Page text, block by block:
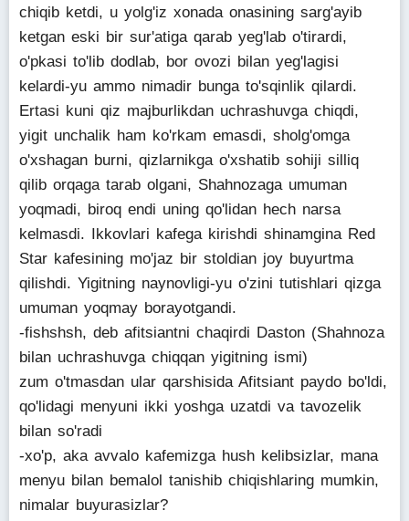
chiqib ketdi, u yolg'iz xonada onasining sarg'ayib
ketgan eski bir sur'atiga qarab yeg'lab o'tirardi,
o'pkasi to'lib dodlab, bor ovozi bilan yeg'lagisi
kelardi-yu ammo nimadir bunga to'sqinlik qilardi.
Ertasi kuni qiz majburlikdan uchrashuvga chiqdi,
yigit unchalik ham ko'rkam emasdi, sholg'omga
o'xshagan burni, qizlarnikga o'xshatib sohiji silliq
qilib orqaga tarab olgani, Shahnozaga umuman
yoqmadi, biroq endi uning qo'lidan hech narsa
kelmasdi. Ikkovlari kafega kirishdi shinamgina Red
Star kafesining mo'jaz bir stoldian joy buyurtma
qilishdi. Yigitning naynovligi-yu o'zini tutishlari qizga
umuman yoqmay borayotgandi.
-fishshsh, deb afitsiantni chaqirdi Daston (Shahnoza
bilan uchrashuvga chiqqan yigitning ismi)
zum o'tmasdan ular qarshisida Afitsiant paydo bo'ldi,
qo'lidagi menyuni ikki yoshga uzatdi va tavozelik
bilan so'radi
-xo'p, aka avvalo kafemizga hush kelibsizlar, mana
menyu bilan bemalol tanishib chiqishlaring mumkin,
nimalar buyurasizlar?